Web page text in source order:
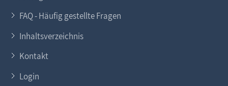
FAQ - Häufig gestellte Fragen
Inhaltsverzeichnis
Kontakt
Login